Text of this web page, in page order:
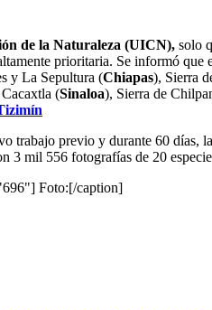
de la Naturaleza (UICN), solo
prioritaria. Se informó
y La Sepultura (Chiapas), Sierra
(Sinaloa), Sierra de
trabajo previo y durante 60 días,
3 mil 556 fotografías de 20
Foto:[/caption]